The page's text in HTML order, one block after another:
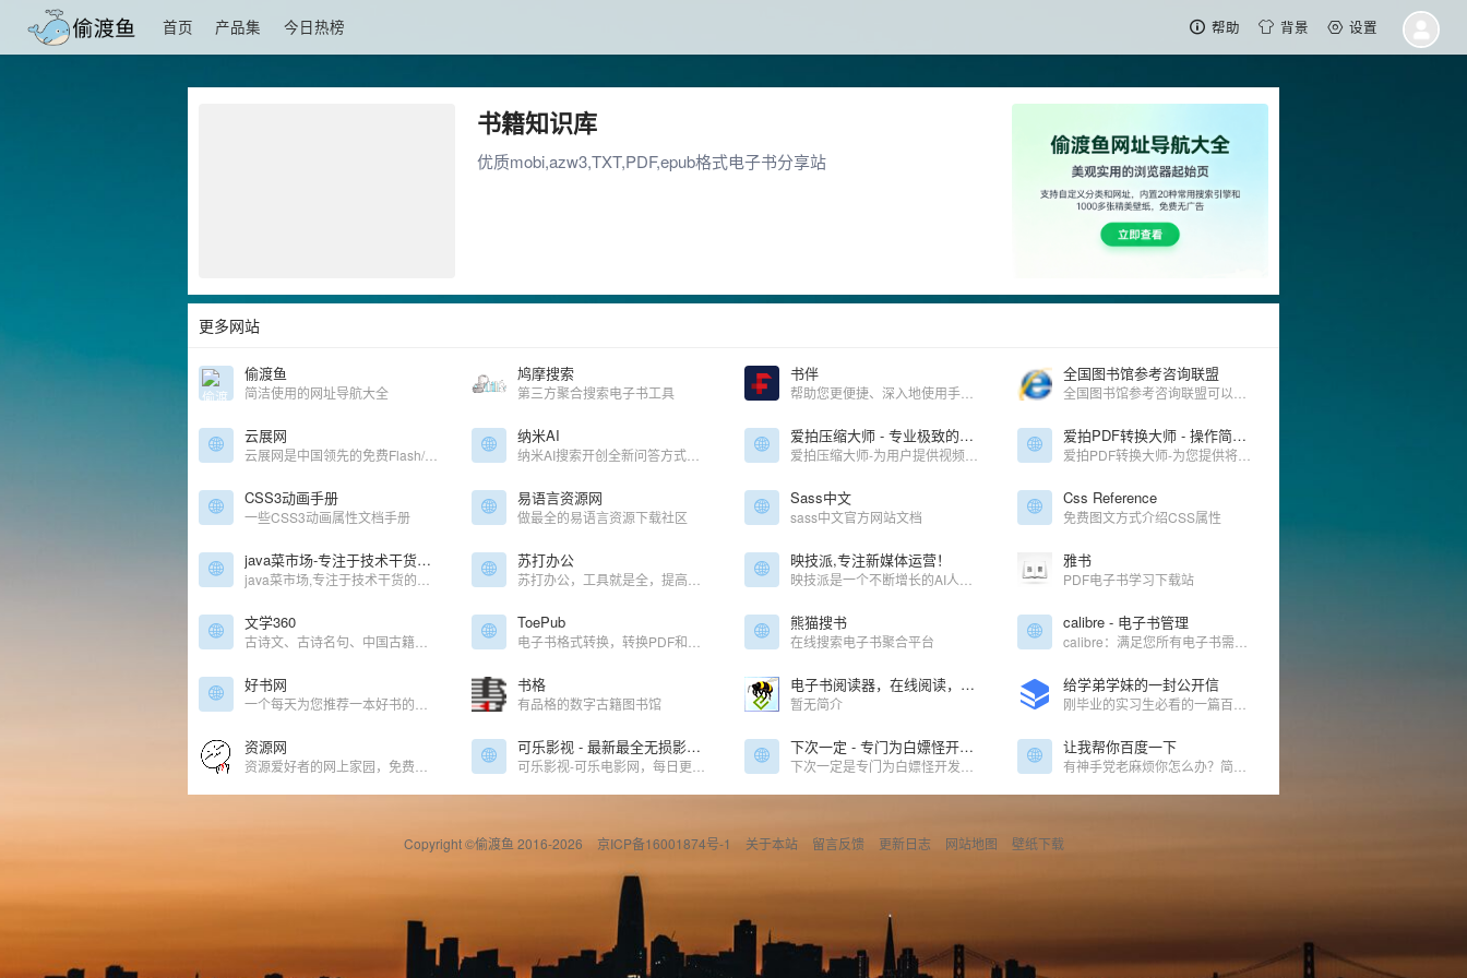
首页 产品集 今日热榜 帮助 背景 设置
书籍知识库
优质mobi,azw3,TXT,PDF,epub格式电子书分享站
更多网站
偷渡鱼
简洁使用的网址导航大全
鸠摩搜索
第三方聚合搜索电子书工具
书伴 全国图书馆参考咨询联盟
云展网 纳米AI 爱拍压缩大师 - 专业极致的压缩、压缩软件、压缩大师 爱拍PDF转换大师 - 操作简单、功能实用的PDF转换软件
CSS3动画手册
一些CSS3动画属性文档手册
易语言资源网
做最全的易语言资源下载社区
Sass中文
sass中文官方网站文档
Css Reference
免费图文方式介绍CSS属性
java菜市场-专注于技术干货的免费分享 苏打办公 映技派,专注新媒体运营！ 雅书
PDF电子书学习下载站
文学360 ToePub 熊猫搜书
在线搜索电子书聚合平台
calibre - 电子书管理
好书网 书格
有品格的数字古籍图书馆
电子书阅读器，在线阅读，在线书库，支持MOBI, AZW3, EPUB, TXT, PRC等
暂无简介
给学弟学妹的一封公开信
资源网 可乐影视 - 最新最全无损影视大全_免费无广告无弹窗高清在线观看、下载 下次一定 - 专门为白嫖怪开发的宝藏网站 让我帮你百度一下
Copyright ©偷渡鱼 2016-2026 京ICP备16001874号-1 关于本站 留言反馈 更新日志 网站地图 壁纸下载